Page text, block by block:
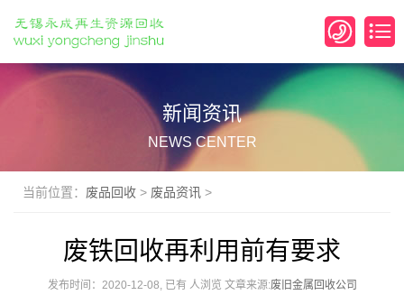
新闻资讯
NEWS CENTER
当前位置： 废品回收 > 废品资讯 >
废铁回收再利用前有要求
发布时间：2020-12-08, 已有 人浏览 文章来源:废旧金属回收公司